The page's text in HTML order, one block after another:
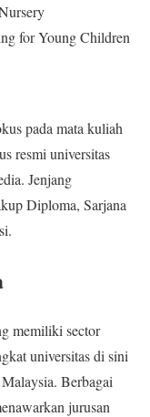
for Young Children
pada mata kuliah
resmi universitas
Jenjang
Diploma, Sarjana
memiliki sector
universitas di sini
Berbagai
jurusan